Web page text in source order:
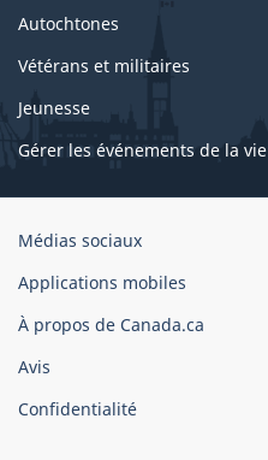
Autochtones
Vétérans et militaires
Jeunesse
Gérer les événements de la vie
Organisation
gouvernement
du
Canada
Médias sociaux
Applications mobiles
À propos de Canada.ca
Avis
Confidentialité